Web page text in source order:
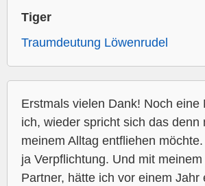
Tiger
Traumdeutung Löwenrudel
Erstmals vielen Dank! Noch eine
ich, wieder spricht sich das denn
meinem Alltag entfliehen
ja Verpflichtung. Und mit
Partner, hätte ich vor einem Jahr